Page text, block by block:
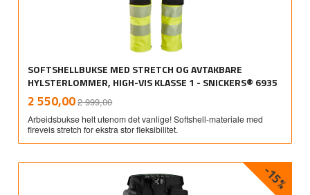
SOFTSHELLBUKSE MED STRETCH OG AVTAKBARE
HYLSTERLOMMER, HIGH-VIS KLASSE 1 - SNICKERS® 6935
Tilbud
2 550,002 999,00mva.
Arbeidsbukse helt utenom det vanlige! Softshell-materiale med
fireveis stretch for ekstra stor fleksibilitet.
-15%